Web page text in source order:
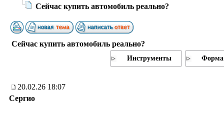
Сейчас купить автомобиль реально?
Сейчас купить автомобиль реально?
Инструменты Форма
20.02.26 18:07
Сергио